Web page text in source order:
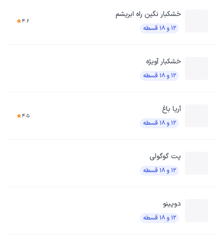
خشکبار نگین راه ابریشم
۱۲ و ۱۸ قسطه
4.6
خشکبار آویژه
۱۲ و ۱۸ قسطه
آریا باغ
۱۲ و ۱۸ قسطه
4.5
پت گوگولی
۱۲ و ۱۸ قسطه
دوپینو
۱۲ و ۱۸ قسطه